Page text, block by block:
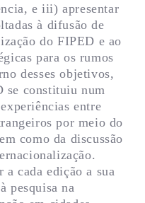
e iii) apresentar
à difusão de
do FIPED e ao
para os rumos
desses objetivos,
se constituiu num
entre
por meio do
como da discussão
cada edição a sua
pesquisa na